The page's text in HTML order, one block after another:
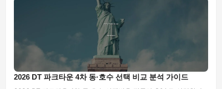
2026 DT 파크타운 4차 동·호수 선택 비교 분석 가이드